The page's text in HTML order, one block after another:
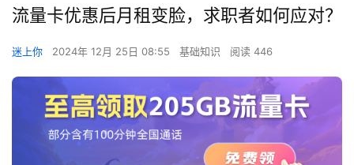
流量卡优惠后月租变脸，求职者如何应对？
迷上你 2024年 12月 25日 08:55 基础知识 阅读 446